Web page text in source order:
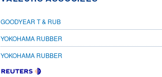
GOODYEAR T & RUB
YOKOHAMA RUBBER
YOKOHAMA RUBBER